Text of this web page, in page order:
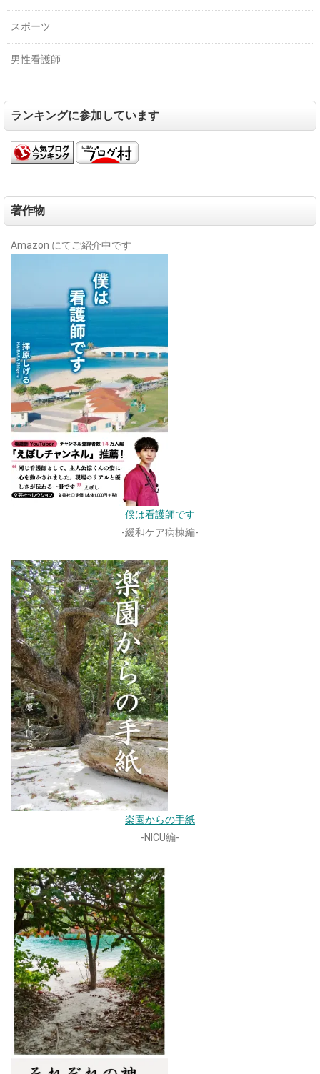
スポーツ
男性看護師
ランキングに参加しています
著作物
Amazon にてご紹介中です
僕は看護師です
-緩和ケア病棟編-
楽園からの手紙
-NICU編-